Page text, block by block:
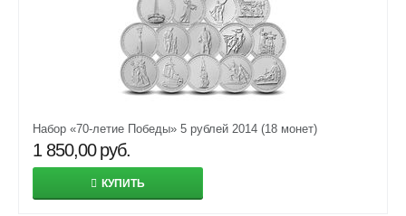
Набор «70-летие Победы» 5 рублей 2014 (18 монет)
1 850,00 руб.
КУПИТЬ